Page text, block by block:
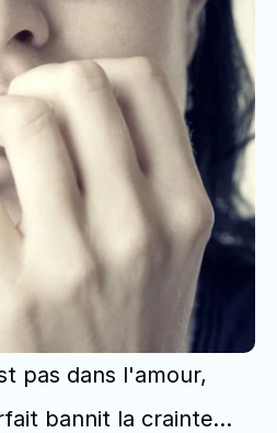
pas dans l'amour,
bannit la crainte...